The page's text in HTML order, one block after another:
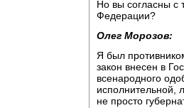
Но вы согласны с
Федерации?
Олег Морозов:
Я был
закон внесен в
всенародного
исполнительной,
не просто